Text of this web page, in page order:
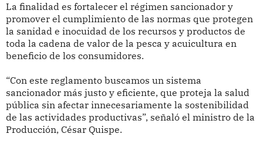
La finalidad es fortalecer el régimen sancionador y
promover el cumplimiento de las normas que protegen
la sanidad e inocuidad de los recursos y productos de
toda la cadena de valor de la pesca y acuicultura en
beneficio de los consumidores.
“Con este reglamento buscamos un sistema
sancionador más justo y eficiente, que proteja la salud
pública sin afectar innecesariamente la sostenibilidad
de las actividades productivas”, señaló el ministro de la
Producción, César Quispe.